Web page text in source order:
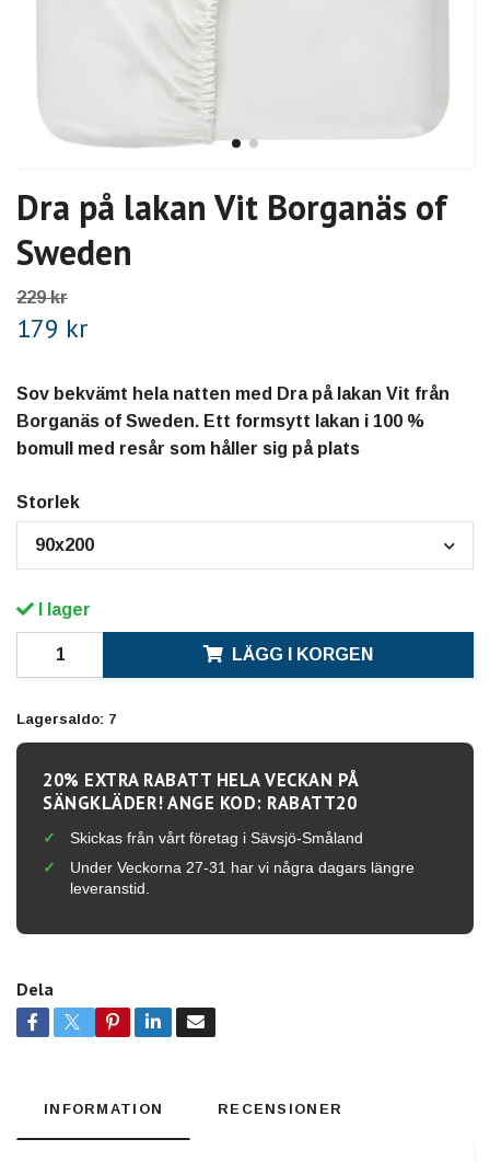
Dra på lakan Vit Borganäs of
Sweden
229 kr
179 kr
Sov bekvämt hela natten med Dra på lakan Vit från
Borganäs of Sweden. Ett formsytt lakan i 100 %
bomull med resår som håller sig på plats
Storlek
90x200
I lager
LÄGG I KORGEN
Lagersaldo: 7
20% EXTRA RABATT HELA VECKAN PÅ
SÄNGKLÄDER! ANGE KOD: RABATT20
Skickas från vårt företag i Sävsjö-Småland
Under Veckorna 27-31 har vi några dagars längre
leveranstid.
Dela
INFORMATION RECENSIONER